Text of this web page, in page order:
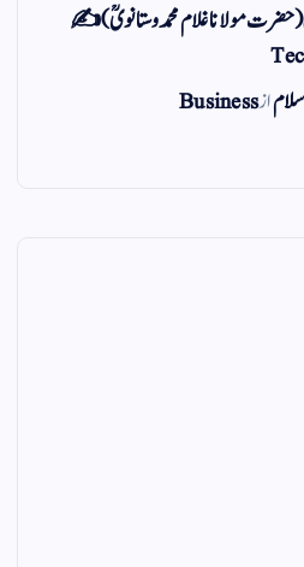
مولانا غلام محمد وستانویؒ)✍
ازBusiness